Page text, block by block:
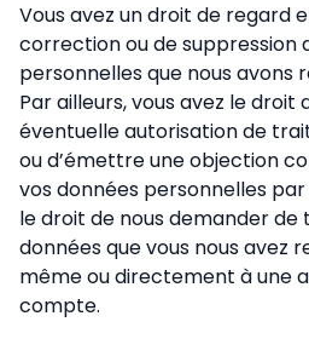
Vous avez un droit de regard
correction ou de suppression
personnelles que nous avons
Par ailleurs, vous avez le
éventuelle autorisation de
ou d’émettre une objection
vos données personnelles par
le droit de nous demander
données que vous nous avez
même ou directement à une
compte.